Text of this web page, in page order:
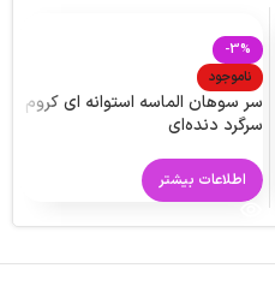
-3%
ناموجود
سر سوهان الماسه استوانه ای کروم
سرگرد دنده‌ای
اطلاعات بیشتر